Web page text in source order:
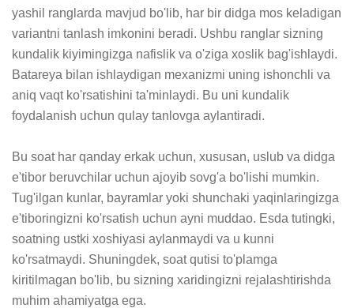
yashil ranglarda mavjud bo'lib, har bir didga mos keladigan
variantni tanlash imkonini beradi. Ushbu ranglar sizning
kundalik kiyimingizga nafislik va o'ziga xoslik bag'ishlaydi.
Batareya bilan ishlaydigan mexanizmi uning ishonchli va
aniq vaqt ko'rsatishini ta'minlaydi. Bu uni kundalik
foydalanish uchun qulay tanlovga aylantiradi.
Bu soat har qanday erkak uchun, xususan, uslub va didga
e'tibor beruvchilar uchun ajoyib sovg'a bo'lishi mumkin.
Tug'ilgan kunlar, bayramlar yoki shunchaki yaqinlaringizga
e'tiboringizni ko'rsatish uchun ayni muddao. Esda tutingki,
soatning ustki xoshiyasi aylanmaydi va u kunni
ko'rsatmaydi. Shuningdek, soat qutisi to'plamga
kiritilmagan bo'lib, bu sizning xaridingizni rejalashtirishda
muhim ahamiyatga ega.